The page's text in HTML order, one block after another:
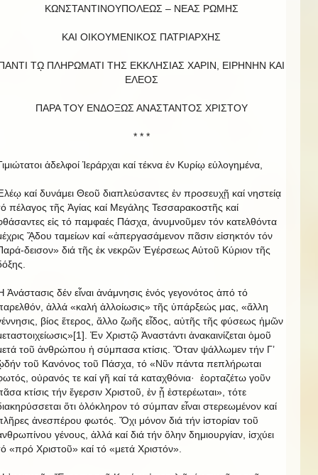
ΚΩΝΣΤΑΝΤΙΝΟΥΠΟΛΕΩΣ – ΝΕΑΣ ΡΩΜΗΣ
ΚΑΙ ΟΙΚΟΥΜΕΝΙΚΟΣ ΠΑΤΡΙΑΡΧΗΣ
Τῼ ΠΛΗΡΩΜΑΤΙ ΤΗΣ ΕΚΚΛΗΣΙΑΣ ΧΑΡΙΝ, ΕΙΡΗΝΗΝ ΚΑΙ
EΛΕΟΣ
ΠΑΡΑ ΤΟΥ ΕΝΔΟΞΩΣ ΑΝΑΣΤΑΝΤΟΣ ΧΡΙΣΤΟΥ
* * *
ἀδελφοί Ἱεράρχαι καί τέκνα ἐν Κυρίῳ εὐλογημένα,
καί δυνάμει Θεοῦ διαπλεύσαντες ἐν προσευχῇ καί νηστείᾳ
πέλαγος τῆς Ἁγίας καί Μεγάλης Τεσσαρακοστῆς καί
εἰς τό παμφαές Πάσχα, ἀνυμνοῦμεν τόν κατελθόντα
ᾍδου ταμείων καί «ἀπεργασάμενον πᾶσιν εἰσηκτόν τόν
δεισον» διά τῆς ἐκ νεκρῶν Ἐγέρσεως Αὐτοῦ Κύριον τῆς
Ἀνάστασις δέν εἶναι ἀνάμνησις ἑνός γεγονότος ἀπό τό
ἀλλά «καλή ἀλλοίωσις» τῆς ὑπάρξεώς μας, «ἄλλη
βίος ἕτερος, ἄλλο ζωῆς εἶδος, αὐτῆς τῆς φύσεως ἡμῶν
Ἐν Χριστῷ Ἀναστάντι ἀνακαινίζεται ὁμοῦ
τοῦ ἀνθρώπου ἡ σύμπασα κτίσις. Ὅταν ψάλλωμεν τήν Γ’
τοῦ Κανόνος τοῦ Πάσχα, τό «Νῦν πάντα πεπλήρωται
οὐρανός τε καί γῆ καί τά καταχθόνια·
ἑορταζέτω γοῦν
κτίσις τήν ἔγερσιν Χριστοῦ, ἐν ᾗ ἐστερέωται», τότε
ὅτι ὁλόκληρον τό σύμπαν εἶναι στερεωμένον καί
ἀνεσπέρου φωτός. Ὄχι μόνον διά τήν ἱστορίαν τοῦ
γένους, ἀλλά καί διά τήν ὅλην δημιουργίαν, ἰσχύει
«πρό Χριστοῦ» καί τό «μετά Χριστόν».